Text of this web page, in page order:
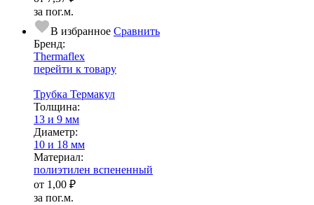
за пог.м.
В избранное Сравнить
Бренд:
Thermaflex
перейти к товару
Трубка Термакул
Тол­щи­на:
13 и 9 мм
Диаметр:
10 и 18 мм
Ма­­те­­ри­­ал:
полиэтилен вспененный
от 1,00 ₽
за пог.м.